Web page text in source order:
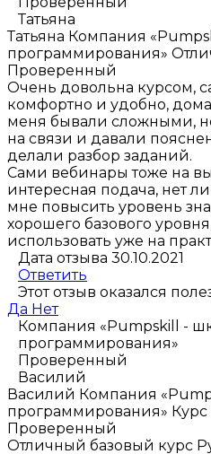
Татьяна
Татьяна Компания
программирования»
Проверенный
Очень довольна курсом,
комфортно и удобно,
меня бывали сложными,
на связи и давали
делали разбор заданий.
Сами вебинары тоже на
интересная подача, нет
мне повысить уровень
хорошего базового
использовать уже на
Дата отзыва 30.10.2021
Ответить
Этот отзыв оказался
Да Нет
Компания «Pumpskill -
программирования»
Проверенный
Василий
Василий Компания
программирования»
Проверенный
Отличный базовый курс